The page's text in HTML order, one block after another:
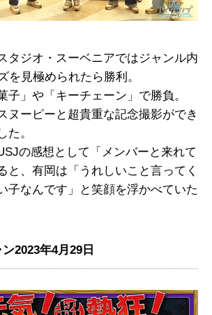
タジオ・スーベニアではジャンル内
を見極められたら勝利。
子」や「キーチェーン」で勝負。
ヌーピーと超貴重な記念撮影ができ
た。
の感想として「メンバーと来れて
と、有岡は「うれしいこと言ってく
子なんです」と笑顔を浮かべていた
2023年4月29日